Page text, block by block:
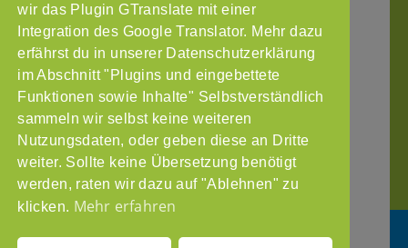
wir das Plugin GTranslate mit einer
Integration des Google Translator. Mehr dazu
erfährst du in unserer Datenschutzerklärung
im Abschnitt "Plugins und eingebettete
Funktionen sowie Inhalte" Selbstverständlich
sammeln wir selbst keine weiteren
Nutzungsdaten, oder geben diese an Dritte
weiter. Sollte keine Übersetzung benötigt
werden, raten wir dazu auf "Ablehnen" zu
klicken. Mehr erfahren
StoP
–
Stadtteile
ohne
Partnergewalt
e.V.
Pinnasberg
27
20359
info@stop-
Intranet
Impressum
Datenschutzerklärung
Gefördert
durch